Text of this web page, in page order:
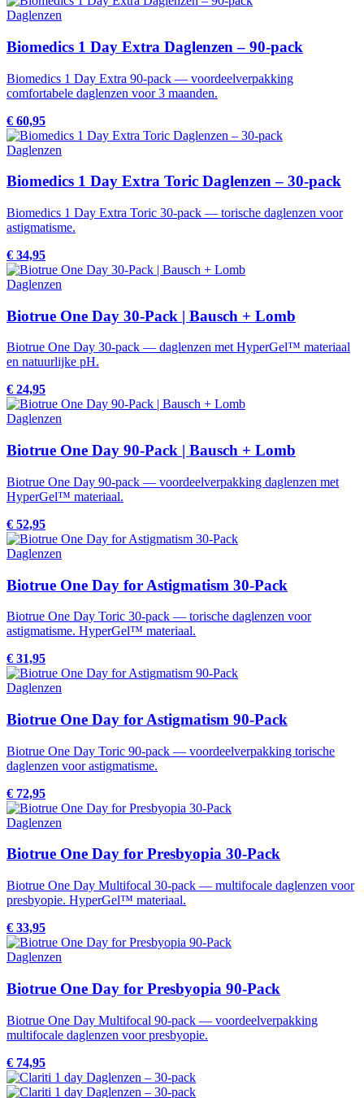
Daglenzen
Biomedics 1 Day Extra Daglenzen – 90-pack
Biomedics 1 Day Extra 90-pack — voordeelverpakking
comfortabele daglenzen voor 3 maanden.
€ 60,95
Daglenzen
Biomedics 1 Day Extra Toric Daglenzen – 30-pack
Biomedics 1 Day Extra Toric 30-pack — torische daglenzen voor
astigmatisme.
€ 34,95
Daglenzen
Biotrue One Day 30-Pack | Bausch + Lomb
Biotrue One Day 30-pack — daglenzen met HyperGel™ materiaal
en natuurlijke pH.
€ 24,95
Daglenzen
Biotrue One Day 90-Pack | Bausch + Lomb
Biotrue One Day 90-pack — voordeelverpakking daglenzen met
HyperGel™ materiaal.
€ 52,95
Daglenzen
Biotrue One Day for Astigmatism 30-Pack
Biotrue One Day Toric 30-pack — torische daglenzen voor
astigmatisme. HyperGel™ materiaal.
€ 31,95
Daglenzen
Biotrue One Day for Astigmatism 90-Pack
Biotrue One Day Toric 90-pack — voordeelverpakking torische
daglenzen voor astigmatisme.
€ 72,95
Daglenzen
Biotrue One Day for Presbyopia 30-Pack
Biotrue One Day Multifocal 30-pack — multifocale daglenzen voor
presbyopie. HyperGel™ materiaal.
€ 33,95
Daglenzen
Biotrue One Day for Presbyopia 90-Pack
Biotrue One Day Multifocal 90-pack — voordeelverpakking
multifocale daglenzen voor presbyopie.
€ 74,95